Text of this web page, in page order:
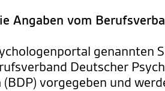
Angaben vom
genannten
Deutscher
(BDP) vorgegeben und